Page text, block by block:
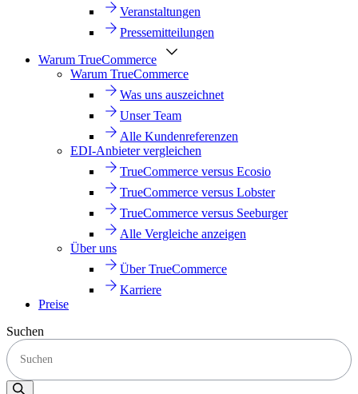
Veranstaltungen
Pressemitteilungen
Warum TrueCommerce
Warum TrueCommerce
Was uns auszeichnet
Unser Team
Alle Kundenreferenzen
EDI-Anbieter vergleichen
TrueCommerce versus Ecosio
TrueCommerce versus Lobster
TrueCommerce versus Seeburger
Alle Vergleiche anzeigen
Über uns
Über TrueCommerce
Karriere
Preise
Suchen